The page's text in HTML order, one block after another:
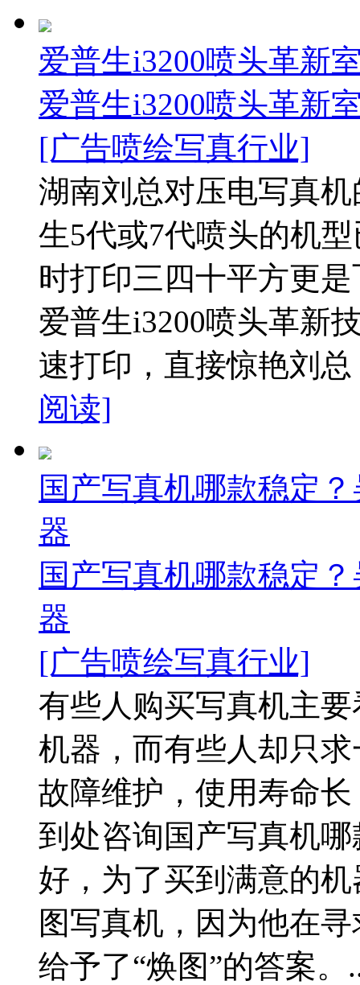
爱普生i3200喷头革新
爱普生i3200喷头革新
[广告喷绘写真行业]
湖南刘总对压电写真
生5代或7代喷头的机
时打印三四十平方更
爱普生i3200喷头革新
速打印，直接惊艳刘
阅读]
国产写真机哪款稳定
器
国产写真机哪款稳定
器
[广告喷绘写真行业]
有些人购买写真机主
机器，而有些人却只
故障维护，使用寿命
到处咨询国产写真机
好，为了买到满意的
图写真机，因为他在
给予了“焕图”的答案。